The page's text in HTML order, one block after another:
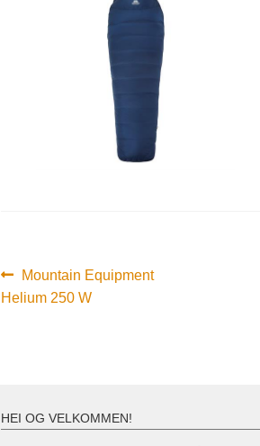
Innleggsnavigasjon
Forrige
innlegg:
Mountain Equipment
Helium 250 W
HEI OG VELKOMMEN!